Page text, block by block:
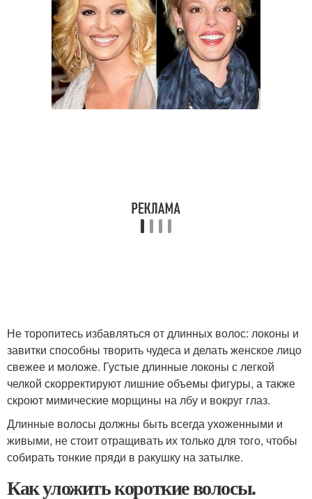
Не торопитесь избавляться от длинных волос: локоны и
завитки способны творить чудеса и делать женское лицо
свежее и моложе. Густые длинные локоны с легкой
челкой скорректируют лишние объемы фигуры, а также
скроют мимические морщины на лбу и вокруг глаз.
Длинные волосы должны быть всегда ухоженными и
живыми, не стоит отращивать их только для того, чтобы
собирать тонкие пряди в ракушку на затылке.
Как уложить короткие волосы.